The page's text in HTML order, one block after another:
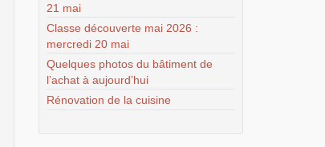
21 mai
Classe découverte mai 2026 :
mercredi 20 mai
Quelques photos du bâtiment de
l’achat à aujourd’hui
Rénovation de la cuisine